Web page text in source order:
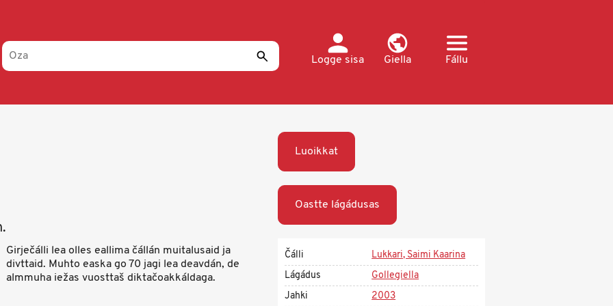
Logge sisa
Giella Fállu
Girječálli lea olles eallima čállán muitalusaid ja
divttaid. Muhto easka go 70 jagi lea deavdán, de
almmuha iežas vuosttaš diktačoakkáldaga.
Luoikkat
Oastte lágádusas
Čálli
Lukkari, Saimi Kaarina
Lágádus
Gollegiella
Jahki
2003